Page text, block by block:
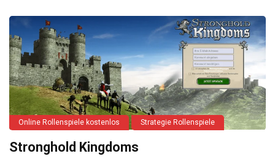
Online Rollenspiele kostenlos Strategie Rollenspiele
Stronghold Kingdoms